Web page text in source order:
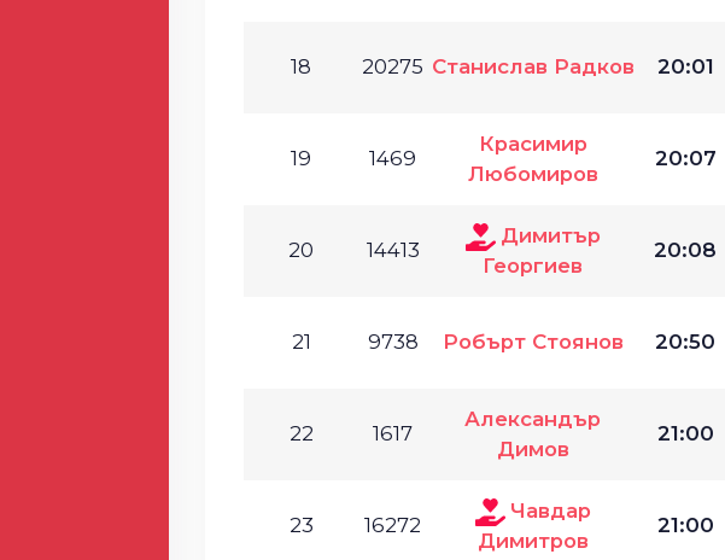
18 20275 Станислав Радков 20:01
19 1469
Красимир
Любомиров
20:07
20 14413
Димитър
Георгиев
20:08
21 9738 Робърт Стоянов 20:50
22 1617
Александър
Димов
21:00
23 16272
Чавдар
Димитров
21:00